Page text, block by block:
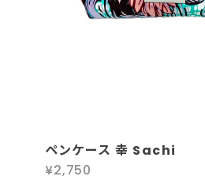
ペンケース 幸 Sachi
¥2,750